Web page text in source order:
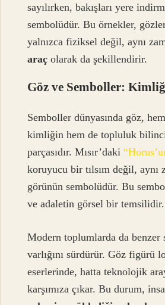
sayılırken, bakışları yere
sembolüdür. Bu örnekler,
yalnızca fiziksel değil, aynı
araç olarak da şekillendirir.
Göz ve Semboller:
Semboller dünyasında göz,
kimliğin hem de topluluk
parçasıdır. Mısır’daki
koruyucu bir tılsım değil, aynı
görünün sembolüdür. Bu
ve adaletin görsel bir temsilidir.
Modern toplumlarda da benzer
varlığını sürdürür. Göz figürü
eserlerinde, hatta teknolojik
karşımıza çıkar. Bu durum,